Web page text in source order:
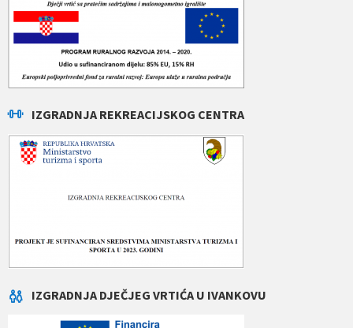
IZGRADNJA REKREACIJSKOG CENTRA
IZGRADNJA DJEČJEG VRTIĆA U IVANKOVU